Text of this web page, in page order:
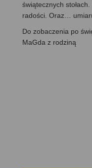
świątecznych
radości. Oraz…
Do zobaczenia po
MaGda z rodziną